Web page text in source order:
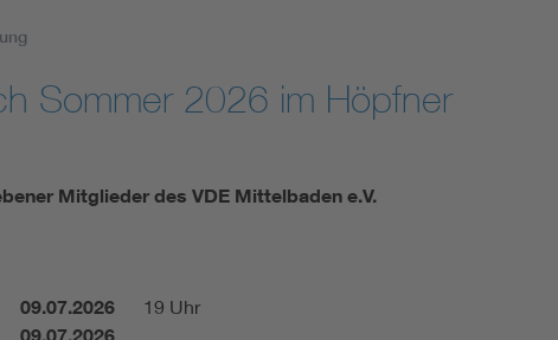
Sommer 2026 im Höpfner
Mitglieder des VDE Mittelbaden e.V.
09.07.2026
19 Uhr
09.07.2026